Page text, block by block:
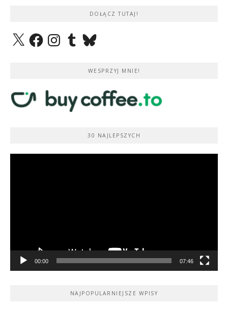
DOŁĄCZ TUTAJ!
X FacebookInstagramTumblrBluesky
WESPRZYJ MNIE!
30 NAJLEPSZYCH
00:00 07:46
NAJPOPULARNIEJSZE WPISY